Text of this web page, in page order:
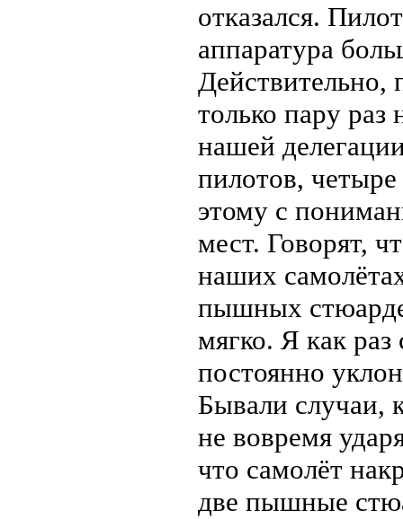
отказался.
аппаратура
Действительно,
только пару
нашей
пилотов,
этому с
мест. Говорят,
наших
пышных
мягко. Я как
постоянно
Бывали случаи,
не вовремя
что самолёт
две пышные